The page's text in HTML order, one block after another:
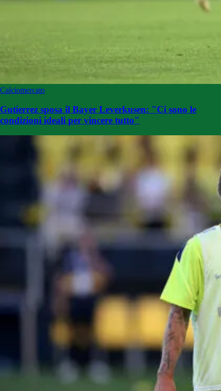
Calciomercato
Gutierrez sposa il Bayer Leverkusen: "Ci sono le
condizioni ideali per vincere tutto"